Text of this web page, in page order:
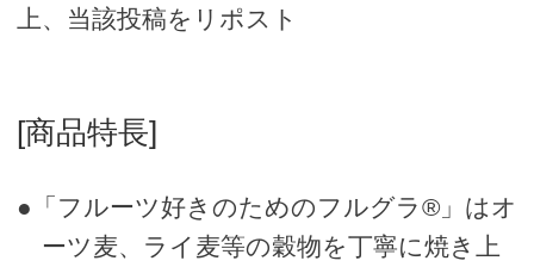
上、当該投稿をリポスト
[商品特長]
●「フルーツ好きのためのフルグラ®」はオ
ーツ麦、ライ麦等の穀物を丁寧に焼き上